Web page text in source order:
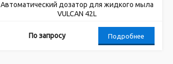
Автоматический дозатор для жидкого мыла
VULCAN 42L
По запросу Подробнее